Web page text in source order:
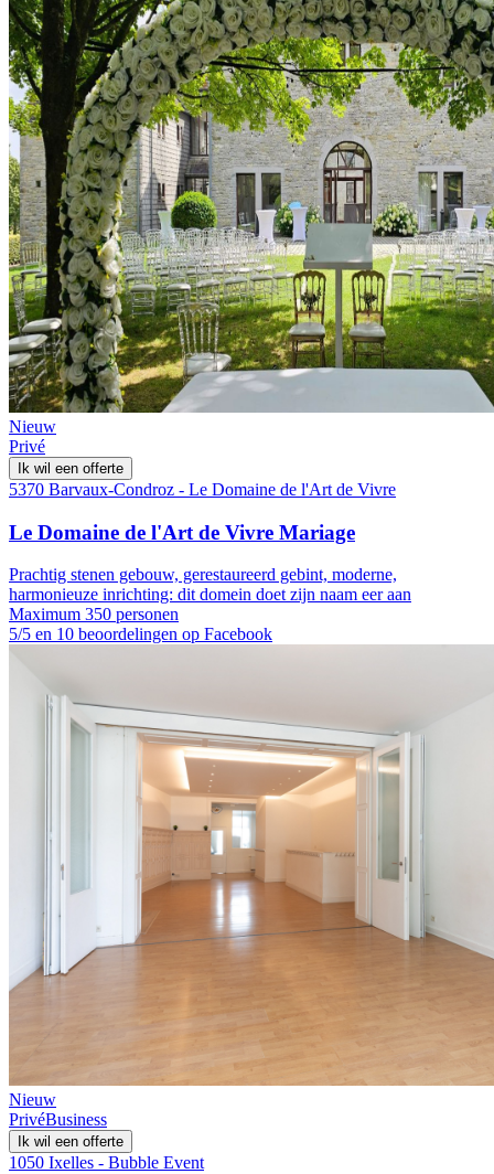
Nieuw
Privé
Ik wil een offerte
5370 Barvaux-Condroz - Le Domaine de l'Art de Vivre
Le Domaine de l'Art de Vivre Mariage
Prachtig stenen gebouw, gerestaureerd gebint, moderne,
harmonieuze inrichting: dit domein doet zijn naam eer aan
Maximum 350 personen
5/5 en 10 beoordelingen op Facebook
Nieuw
PrivéBusiness
Ik wil een offerte
1050 Ixelles - Bubble Event